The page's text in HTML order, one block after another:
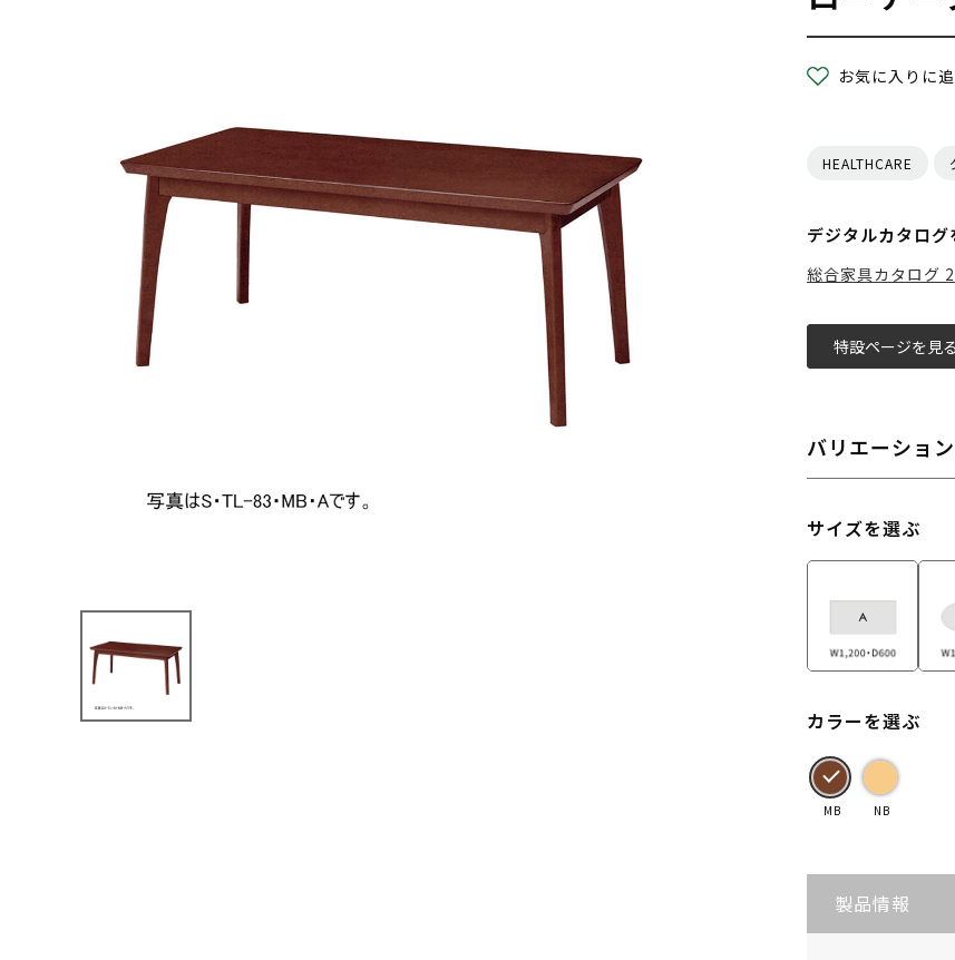
お気に入りに
HEALTHCARE
デジタルカタログ
総合家具カタログ
特設ページを見る
バリエーション
サイズを選ぶ
カラーを選ぶ
MB NB
製品情報